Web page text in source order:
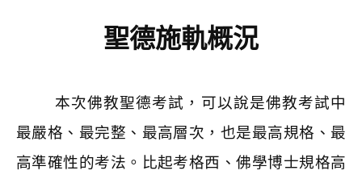
聖德施軌概況
本次佛教聖德考試，可以說是佛教考試中
最嚴格、最完整、最高層次，也是最高規格、最
高準確性的考法。比起考格西、佛學博士規格高